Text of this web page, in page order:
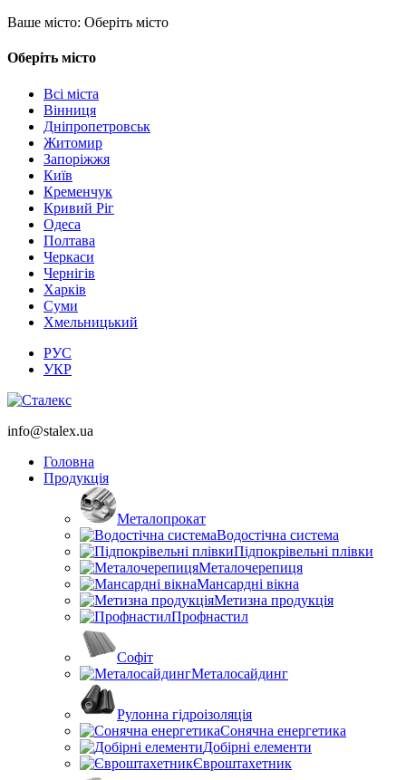
Ваше місто: Оберіть місто
Оберіть місто
Всі міста
Вінниця
Дніпропетровськ
Житомир
Запоріжжя
Київ
Кременчук
Кривий Ріг
Одеса
Полтава
Черкаси
Чернігів
Харків
Суми
Хмельницький
РУС
УКР
info@stalex.ua
Головна
Продукція
Металопрокат
Водостічна система
Підпокрівельні плівки
Металочерепиця
Мансардні вікна
Метизна продукція
Профнастил
Софіт
Металосайдинг
Рулонна гідроізоляція
Сонячна енергетика
Добірні елементи
Євроштахетник